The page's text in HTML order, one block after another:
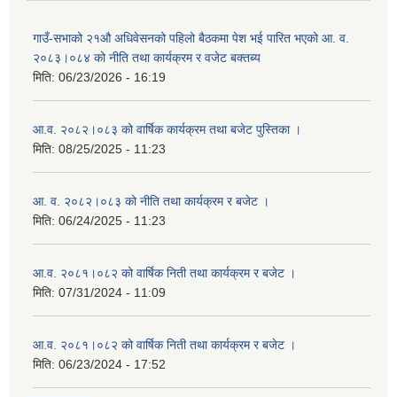
गाउँ-सभाको २१औ अधिवेसनको पहिलो बैठकमा पेश भई पारित भएको आ. व.
२०८३।०८४ को नीति तथा कार्यक्रम र वजेट बक्तब्य
मिति: 06/23/2026 - 16:19
आ.व. २०८२।०८३ को वार्षिक कार्यक्रम तथा बजेट पुस्तिका ।
मिति: 08/25/2025 - 11:23
आ. व. २०८२।०८३ को नीति तथा कार्यक्रम र बजेट ।
मिति: 06/24/2025 - 11:23
आ.व. २०८१।०८२ को वार्षिक निती तथा कार्यक्रम र बजेट ।
मिति: 07/31/2024 - 11:09
आ.व. २०८१।०८२ को वार्षिक निती तथा कार्यक्रम र बजेट ।
मिति: 06/23/2024 - 17:52